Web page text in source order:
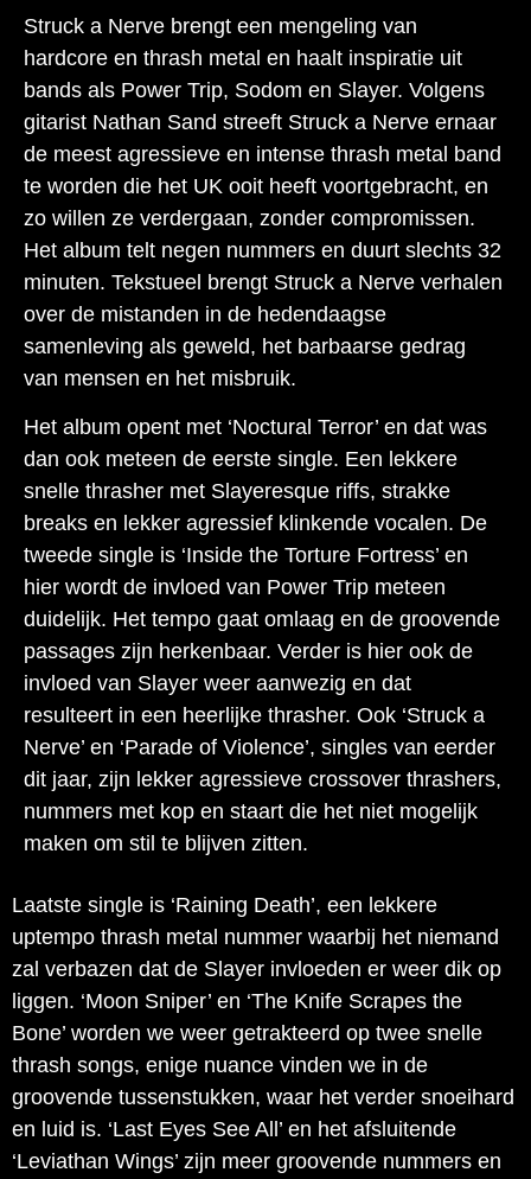
Struck a Nerve brengt een mengeling van
hardcore en thrash metal en haalt inspiratie uit
bands als Power Trip, Sodom en Slayer. Volgens
gitarist Nathan Sand streeft Struck a Nerve ernaar
de meest agressieve en intense thrash metal band
te worden die het UK ooit heeft voortgebracht, en
zo willen ze verdergaan, zonder compromissen.
Het album telt negen nummers en duurt slechts 32
minuten. Tekstueel brengt Struck a Nerve verhalen
over de mistanden in de hedendaagse
samenleving als geweld, het barbaarse gedrag
van mensen en het misbruik.
Het album opent met ‘Noctural Terror’ en dat was
dan ook meteen de eerste single. Een lekkere
snelle thrasher met Slayeresque riffs, strakke
breaks en lekker agressief klinkende vocalen. De
tweede single is ‘Inside the Torture Fortress’ en
hier wordt de invloed van Power Trip meteen
duidelijk. Het tempo gaat omlaag en de groovende
passages zijn herkenbaar. Verder is hier ook de
invloed van Slayer weer aanwezig en dat
resulteert in een heerlijke thrasher. Ook ‘Struck a
Nerve’ en ‘Parade of Violence’, singles van eerder
dit jaar, zijn lekker agressieve crossover thrashers,
nummers met kop en staart die het niet mogelijk
maken om stil te blijven zitten.
Laatste single is ‘Raining Death’, een lekkere
uptempo thrash metal nummer waarbij het niemand
zal verbazen dat de Slayer invloeden er weer dik op
liggen. ‘Moon Sniper’ en ‘The Knife Scrapes the
Bone’ worden we weer getrakteerd op twee snelle
thrash songs, enige nuance vinden we in de
groovende tussenstukken, waar het verder snoeihard
en luid is. ‘Last Eyes See All’ en het afsluitende
‘Leviathan Wings’ zijn meer groovende nummers en